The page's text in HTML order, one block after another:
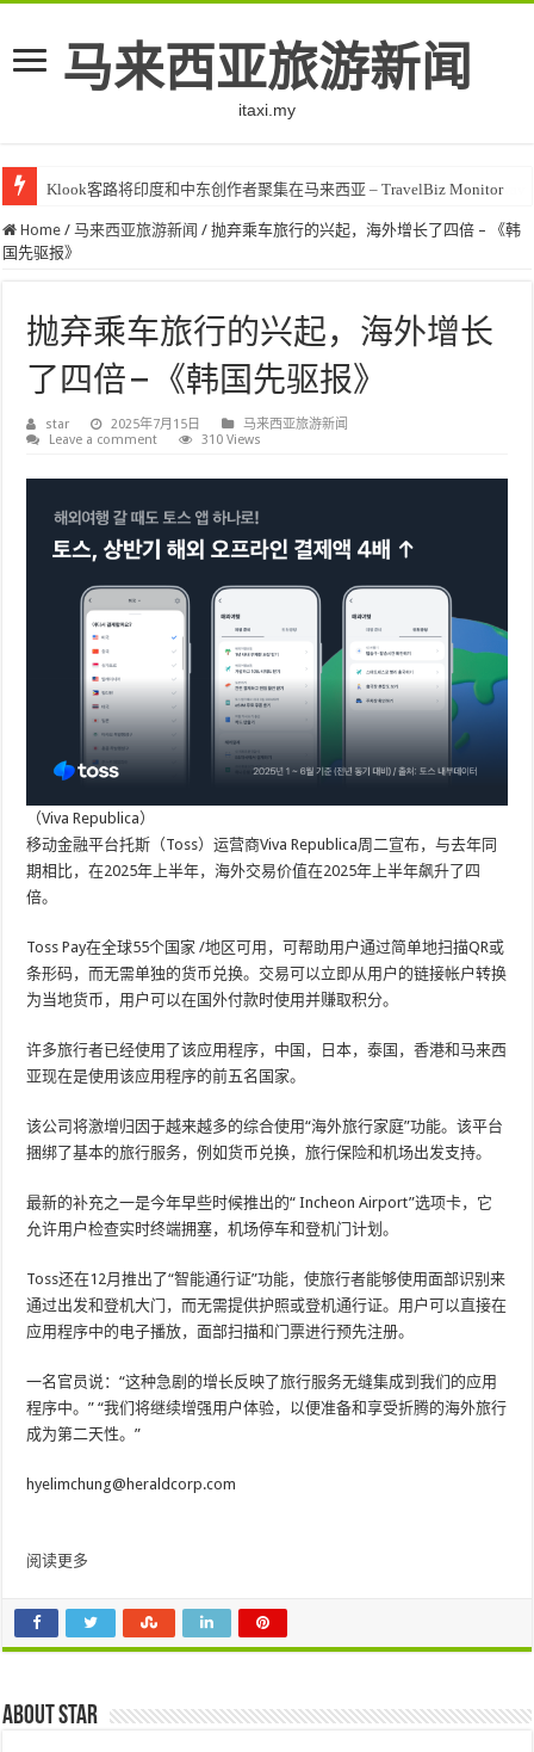
马来西亚旅游新闻
itaxi.my
Klook客路将印度和中东创作者聚集在马来西亚 – TravelBiz Monitor
Home / 马来西亚旅游新闻 / 抛弃乘车旅行的兴起，海外增长了四倍 – 《韩
国先驱报》
抛弃乘车旅行的兴起，海外增长
了四倍 – 《韩国先驱报》
star 2025年7月15日
马来西亚旅游新闻
Leave a comment
310 Views
（Viva Republica）
移动金融平台托斯（Toss）运营商Viva Republica周二宣布，与去年同
期相比，在2025年上半年，海外交易价值在2025年上半年飙升了四
倍。
Toss Pay在全球55个国家 /地区可用，可帮助用户通过简单地扫描QR或
条形码，而无需单独的货币兑换。交易可以立即从用户的链接帐户转换
为当地货币，用户可以在国外付款时使用并赚取积分。
许多旅行者已经使用了该应用程序，中国，日本，泰国，香港和马来西
亚现在是使用该应用程序的前五名国家。
该公司将激增归因于越来越多的综合使用“海外旅行家庭”功能。该平台
捆绑了基本的旅行服务，例如货币兑换，旅行保险和机场出发支持。
最新的补充之一是今年早些时候推出的“ Incheon Airport”选项卡，它
允许用户检查实时终端拥塞，机场停车和登机门计划。
Toss还在12月推出了“智能通行证”功能，使旅行者能够使用面部识别来
通过出发和登机大门，而无需提供护照或登机通行证。用户可以直接在
应用程序中的电子播放，面部扫描和门票进行预先注册。
一名官员说：“这种急剧的增长反映了旅行服务无缝集成到我们的应用
程序中。” “我们将继续增强用户体验，以便准备和享受折腾的海外旅行
成为第二天性。”
hyelimchung@heraldcorp.com
阅读更多
About star